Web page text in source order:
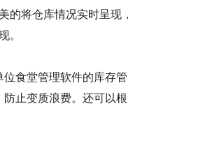
的将仓库情况实时呈现，
。
食堂管理软件的库存管
止变质浪费。还可以根